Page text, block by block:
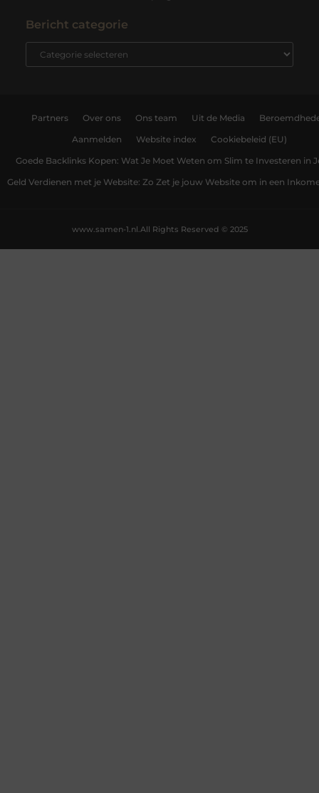
Bericht categorie
Partners Over ons Ons team Uit de Media
Aanmelden Website index Cookiebeleid (EU)
Goede Backlinks Kopen: Wat Je Moet Weten om Slim te Investeren in
Geld Verdienen met je Website: Zo Zet je jouw Website om in een
All Rights Reserved © 2025
www.samen-1.nl.